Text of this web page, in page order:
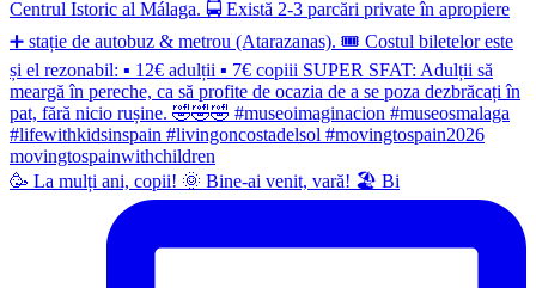
🥳 La mulți ani, copii! 🌞 Bine-ai venit, vară! 🏖 Bi